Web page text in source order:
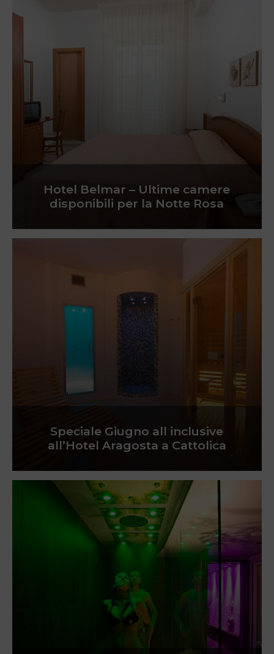
Hotel Belmar – Ultime camere
disponibili per la Notte Rosa
Speciale Giugno all inclusive
all’Hotel Aragosta a Cattolica